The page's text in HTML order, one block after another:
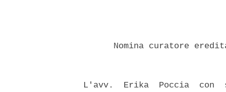
Nomina curatore
L'avv.  Erika  Poccia  con